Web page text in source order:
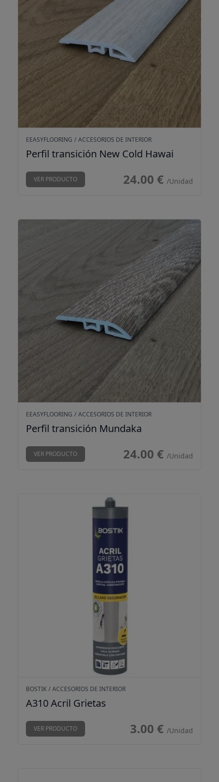
EEASYFLOORING / ACCESORIOS DE INTERIOR
Perfil transición New Cold Hawai
VER PRODUCTO 24.00 € /Unidad
EEASYFLOORING / ACCESORIOS DE INTERIOR
Perfil transición Mundaka
VER PRODUCTO 24.00 € /Unidad
BOSTIK / ACCESORIOS DE INTERIOR
A310 Acril Grietas
VER PRODUCTO 3.00 € /Unidad